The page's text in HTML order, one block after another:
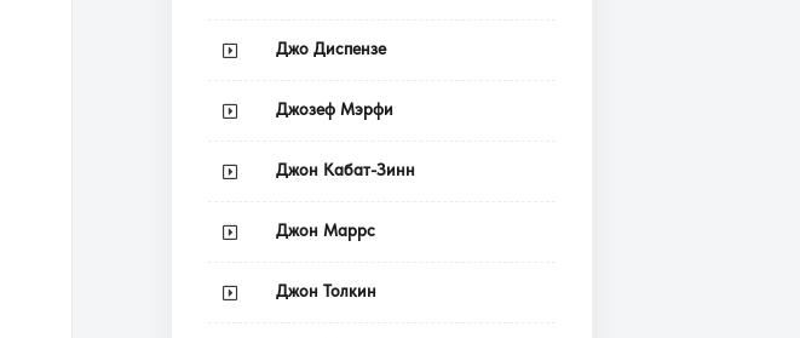
Джо Диспензе
Джозеф Мэрфи
Джон Кабат-Зинн
Джон Маррс
Джон Толкин